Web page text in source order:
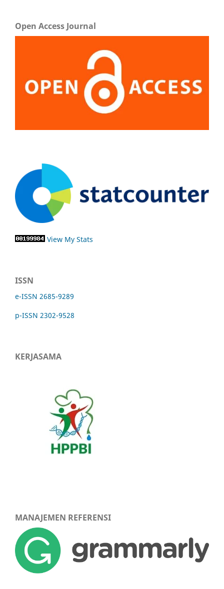
Open Access Journal
View My Stats
ISSN
e-ISSN 2685-9289
p-ISSN 2302-9528
KERJASAMA
MANAJEMEN REFERENSI